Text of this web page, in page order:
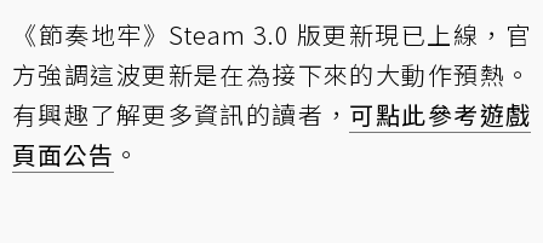
《節奏地牢》Steam 3.0 版更新現已上線，官
方強調這波更新是在為接下來的大動作預熱。
有興趣了解更多資訊的讀者， 可點此參考遊戲
頁面公告 。